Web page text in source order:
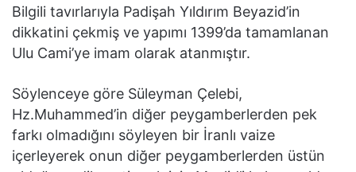
Bilgili tavırlarıyla Padişah Yıldırım Beyazid’in
dikkatini çekmiş ve yapımı 1399’da tamamlanan
Ulu Cami’ye imam olarak atanmıştır.
Söylenceye göre Süleyman Çelebi,
Hz.Muhammed’in diğer peygamberlerden pek
farkı olmadığını söyleyen bir İranlı vaize
içerleyerek onun diğer peygamberlerden üstün